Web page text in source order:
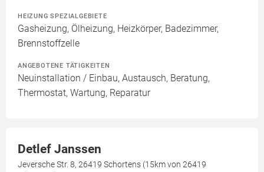
HEIZUNG SPEZIALGEBIETE
Gasheizung, Ölheizung, Heizkörper, Badezimmer,
Brennstoffzelle
ANGEBOTENE TÄTIGKEITEN
Neuinstallation / Einbau, Austausch, Beratung,
Thermostat, Wartung, Reparatur
Detlef Janssen
Jeversche Str. 8, 26419 Schortens (15km von 26419